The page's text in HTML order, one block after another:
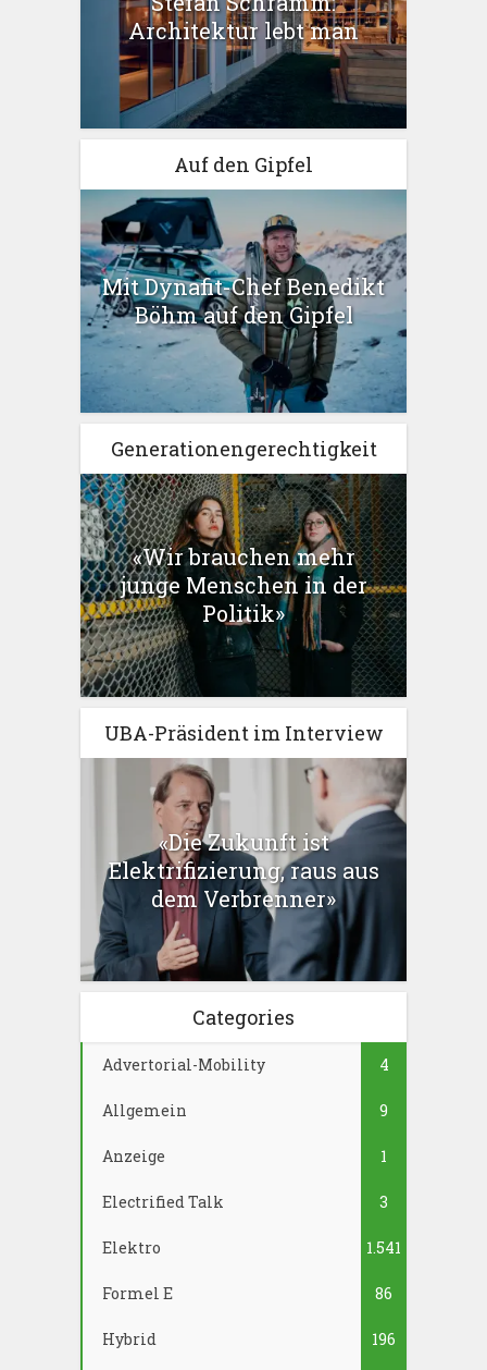
Architektur lebt man
Auf den Gipfel
Mit Dynafit-Chef Benedikt
Böhm auf den Gipfel
Generationengerechtigkeit
«Wir brauchen mehr
junge Menschen in der
Politik»
UBA-Präsident im Interview
«Die Zukunft ist
Elektrifizierung, raus aus
dem Verbrenner»
Categories
Advertorial-Mobility 4
Allgemein 9
Anzeige 1
Electrified Talk 3
Elektro 1.541
Formel E 86
Hybrid 196